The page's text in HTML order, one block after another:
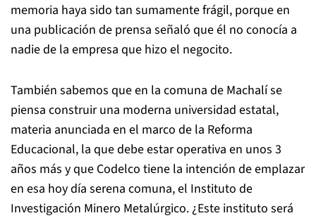
memoria haya sido tan sumamente frágil, porque en
una publicación de prensa señaló que él no conocía a
nadie de la empresa que hizo el negocito.
También sabemos que en la comuna de Machalí se
piensa construir una moderna universidad estatal,
materia anunciada en el marco de la Reforma
Educacional, la que debe estar operativa en unos 3
años más y que Codelco tiene la intención de emplazar
en esa hoy día serena comuna, el Instituto de
Investigación Minero Metalúrgico. ¿Este instituto será